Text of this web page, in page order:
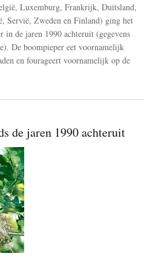
Luxemburg, Frankrijk, Duitsland,
Servië, Zweden en Finland) ging het
in de jaren 1990 achteruit (gegevens
De boompieper eet voornamelijk
en fourageert voornamelijk op de
de jaren 1990 achteruit